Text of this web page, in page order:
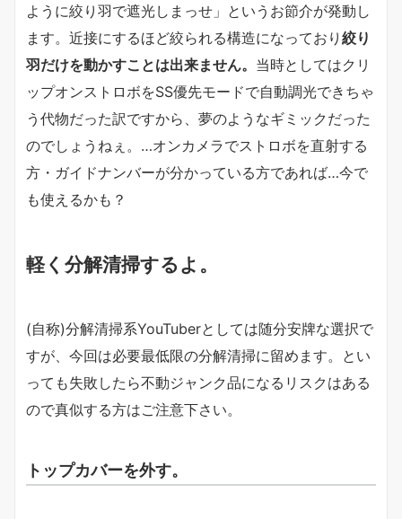
ように絞り羽で遮光しまっせ」というお節介が発動し
ます。近接にするほど絞られる構造になっており 絞り
羽だけを動かすことは出来ません。 当時としてはクリ
ップオンストロボをSS優先モードで自動調光できちゃ
う代物だった訳ですから、夢のようなギミックだった
のでしょうねぇ。…オンカメラでストロボを直射する
方・ガイドナンバーが分かっている方であれば…今で
も使えるかも？
軽く分解清掃するよ。
(自称)分解清掃系YouTuberとしては随分安牌な選択で
すが、今回は必要最低限の分解清掃に留めます。とい
っても失敗したら不動ジャンク品になるリスクはある
ので真似する方はご注意下さい。
トップカバーを外す。